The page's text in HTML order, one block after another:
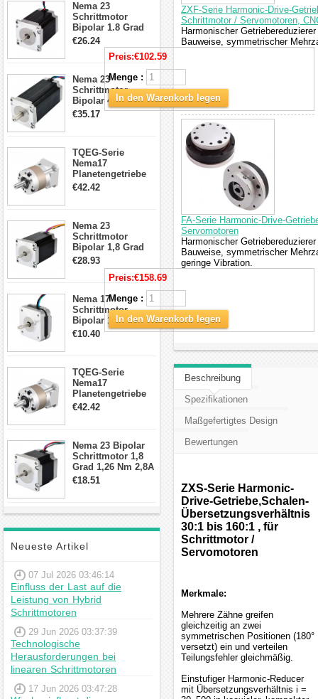
Nema 23
Schrittmotor
Bipolar 1.8 Grad
1.9Nm 3A 3.36V 4
Drähte CNC
Schrittmotor DIY
€26.24
Nema 23
Schrittmotor
Bipolar 425oz.in
4.2A 57x57x114mm
€35.17
TQEG-Serie
Nema17
Planetengetriebe
5:1 Spiel 15Arc-
€42.42
Nema 23
Schrittmotor
Bipolar 1,8 Grad
2,83Nm 4 A 2,26V
CNC Hybrid-
Schrittmotor mit 8
€28.93
Nema 17
Schrittmotor
Bipolar 1.8 Grad
8.7Ncm 1A 3.5V 4
€10.40
TQEG-Serie
Nema17
Planetengetriebe
10:1 Spiel 15Arc-
€42.42
Nema 23 Bipolar
Schrittmotor 1,8
Grad 1,26 Nm 2,8A
2,5V 4 Drähte
€18.51
Neueste Artikel
07 Jul 2026 03:46:14
Einfluss der Last auf die
Leistung von Hybrid
Schrittmotoren
29 Jun 2026 03:37:39
Technologische
Herausforderungen bei
linearen Schrittmotoren
17 Jun 2026 03:47:28
ZXF-Serie Harmonic-Drive-
Schrittmotor / Servomotoren,
Harmonischer
Bauweise, symmetrischer
Preis:€102.59
Menge :
In den Warenkorb legen
FA-Serie Harmonic-Drive-
Servomotoren
Harmonischer
Bauweise, symmetrischer
geringe Vibration.
Preis:€158.69
Menge :
In den Warenkorb legen
Beschreibung
Spezifikationen
Maßgefertigtes Design
Bewertungen
ZXS-Serie Harmonic-
Drive-Getriebe,Schalen-
Übersetzungsverhältnis
30:1 bis 160:1 , für
Schrittmotor /
Servomotoren
Merkmale:
Mehrere Zähne greifen
gleichzeitig an zwei
symmetrischen Positionen (180°
versetzt) ein und verteilen
Teilungsfehler gleichmäßig.
Einstufiger Harmonic-Reducer
mit Übersetzungsverhältnis i =